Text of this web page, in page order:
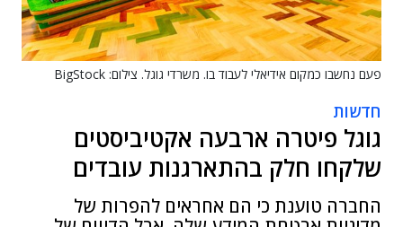
פעם נחשבו כמקום אידיאלי לעבוד בו. משרדי גוגל. צילום: BigStock
חדשות
גוגל פיטרה ארבעה אקטיביסטים
שלקחו חלק בהתארגנות עובדים
החברה טוענת כי הם אחראים להפרות של